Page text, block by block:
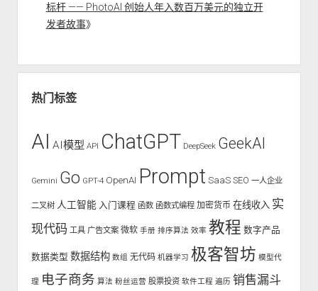
标杆 —— PhotoAI 创始人年入数百万美元的独立开
发者故事》
热门标签
AI AI模型 API ChatGPT DeepSeek GeekAI
Gemini Go GPT-4 OpenAI Prompt SaaS SEO 一人企业
二叉树 人工智能 入门课程 函数 函数式编程 加密货币 在线收入 实
现代码 工具 广告文案 微软 手册 排序算法 效率 教程 数字产品
数据类型 数据结构 数组 无代码 机器学习 极客智坊 模型代
理 电子商务 算法 粉丝运营 股票投资 软件工程 遍历 销售漏斗